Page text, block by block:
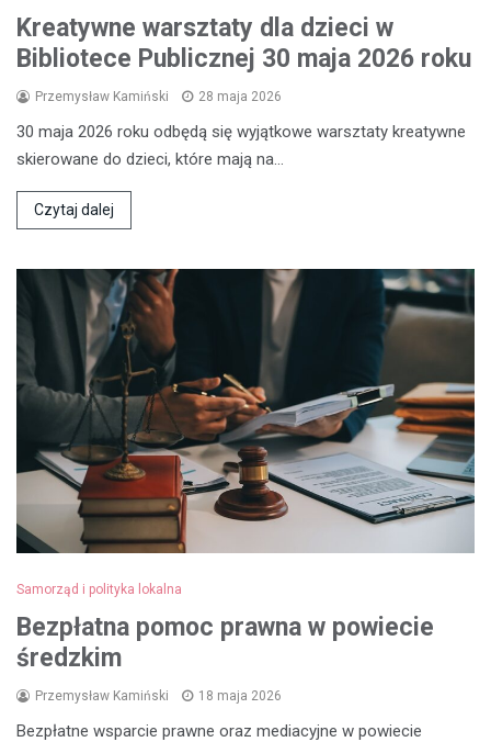
Kreatywne warsztaty dla dzieci w
Bibliotece Publicznej 30 maja 2026 roku
Przemysław Kamiński 28 maja 2026
30 maja 2026 roku odbędą się wyjątkowe warsztaty kreatywne
skierowane do dzieci, które mają na…
Czytaj dalej
Samorząd i polityka lokalna
Bezpłatna pomoc prawna w powiecie
średzkim
Przemysław Kamiński 18 maja 2026
Bezpłatne wsparcie prawne oraz mediacyjne w powiecie